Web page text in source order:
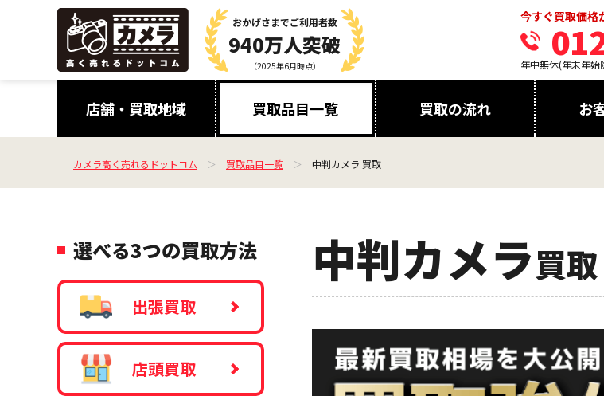
おかげさまでご利用者数
940万人突破
（2025年6月時点）
今すぐ買取価格
年中無休(年末年
店舗・買取地域 買取品目一覧 買取の流れ お
カメラ高く売れるドットコム 買取品目一覧 中判カメラ 買取
中判カメラ買取
選べる3つの買取方法
出張買取
店頭買取